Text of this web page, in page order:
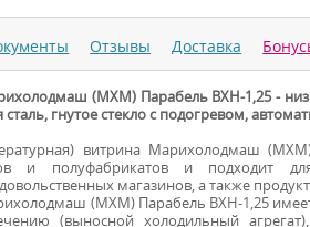
(МХМ) Парабель ВХН-1,25 -
гнутое стекло с подогревом,
витрина Марихолодмаш
и полуфабрикатов и подходит
магазинов, а также
(МХМ) Парабель ВХН-1,25
(выносной холодильный
Отзывы Доставка